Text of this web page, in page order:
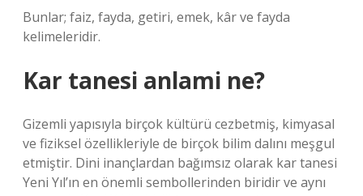
Bunlar; faiz, fayda, getiri, emek, kâr ve fayda
kelimeleridir.
Kar tanesi anlami ne?
Gizemli yapısıyla birçok kültürü cezbetmiş, kimyasal
ve fiziksel özellikleriyle de birçok bilim dalını meşgul
etmiştir. Dini inançlardan bağımsız olarak kar tanesi
Yeni Yıl’ın en önemli sembollerinden biridir ve aynı